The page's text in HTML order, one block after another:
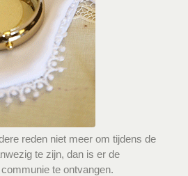
reden niet meer om tijdens de
te zijn, dan is er de
te ontvangen.